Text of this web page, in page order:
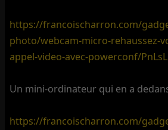
https://francoischarron.com/
photo/webcam-micro-rehaussez-
appel-video-avec-powerconf/
Un mini-ordinateur qui en a
https://francoischarron.com/